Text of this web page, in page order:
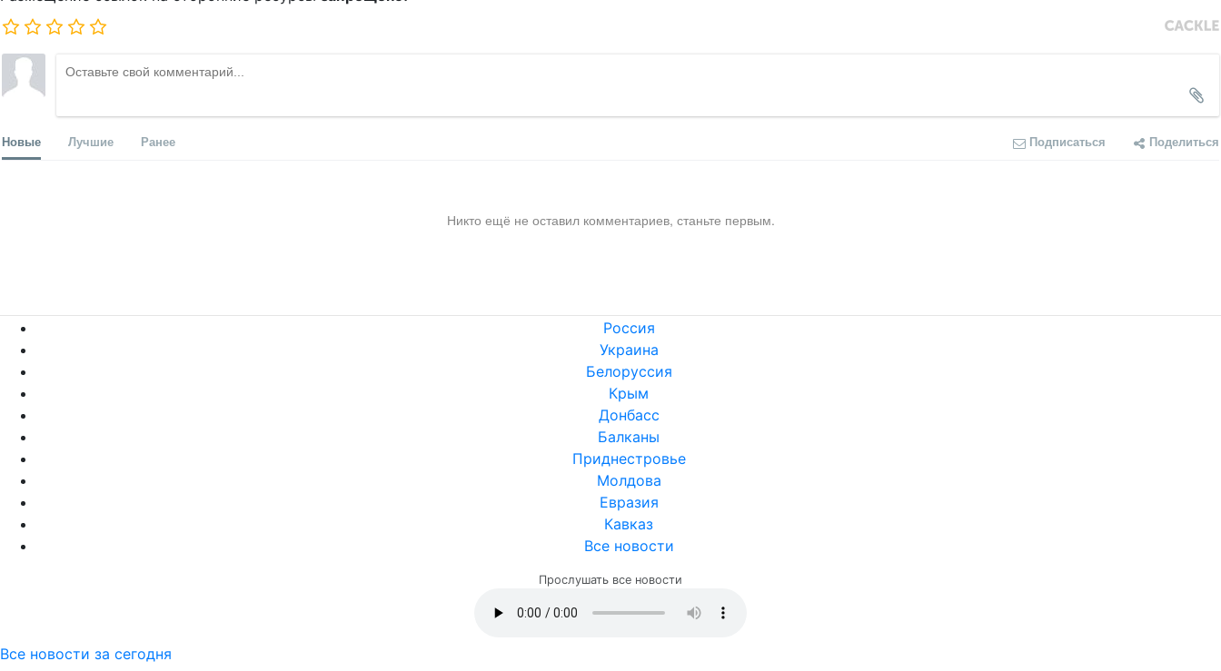
Новые Лучшие Ранее Подписаться Поделиться
Никто ещё не оставил комментариев, станьте первым.
Россия
Украина
Белоруссия
Крым
Донбасс
Балканы
Приднестровье
Молдова
Евразия
Кавказ
Все новости
Прослушать все новости
Все новости за сегодня